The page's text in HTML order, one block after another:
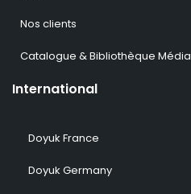
Nos clients
Catalogue & Bibliothèque Média
International
Doyuk France
Doyuk Germany